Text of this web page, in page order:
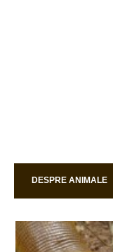
DESPRE ANIMALE